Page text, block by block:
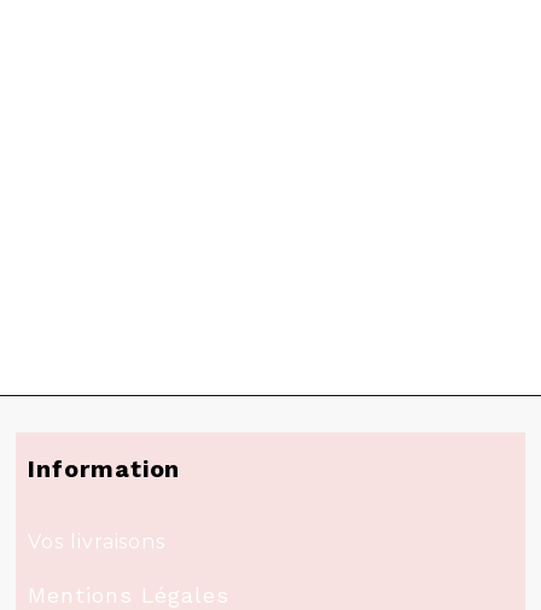
Information
Vos livraisons
Mentions Légales